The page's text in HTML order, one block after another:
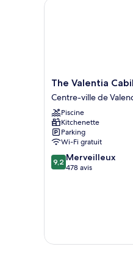
The
Valentia
Cabillers
Hotel
Centre-
ville
de
Valence
The Valentia
Centre-ville de
Piscine
Kitchenette
Parking
Wi-Fi gratuit
9.2
sur
9,2 Merveilleux
478 avis
The Valentia